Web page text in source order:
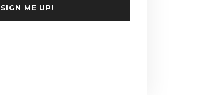
SIGN ME UP!